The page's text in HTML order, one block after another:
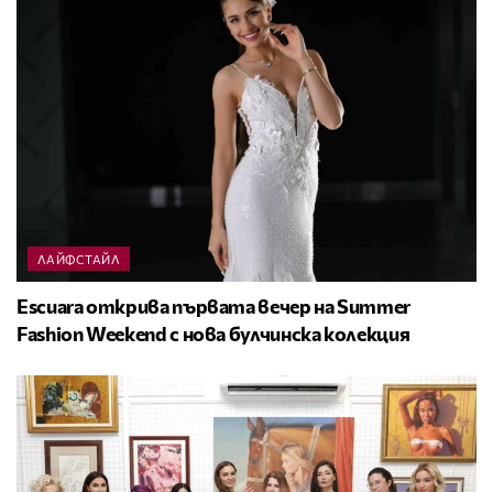
ЛАЙФСТАЙЛ
Escuara открива първата вечер на Summer
Fashion Weekend с нова булчинска колекция